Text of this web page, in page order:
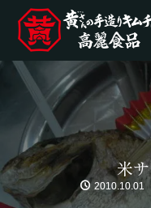
米
2010.10.01